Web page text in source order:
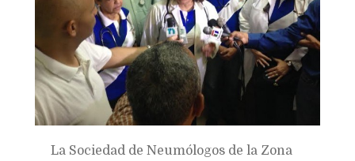
La Sociedad de Neumólogos de la Zona